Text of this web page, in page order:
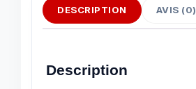
DESCRIPTION AVIS (0)
Description